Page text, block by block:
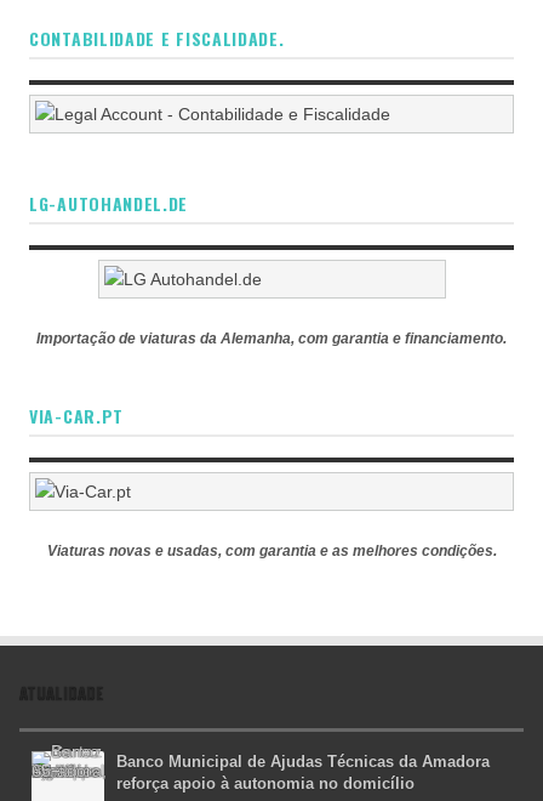
CONTABILIDADE E FISCALIDADE.
LG-AUTOHANDEL.DE
Importação de viaturas da Alemanha, com garantia e financiamento.
VIA-CAR.PT
Viaturas novas e usadas, com garantia e as melhores condições.
ATUALIDADE
Banco Municipal de Ajudas Técnicas da Amadora
reforça apoio à autonomia no domicílio